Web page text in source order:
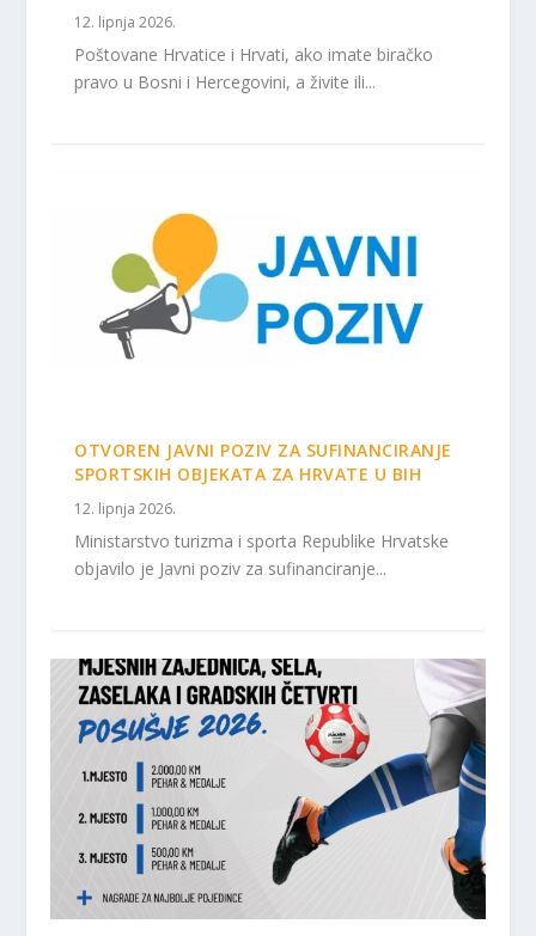
12. lipnja 2026.
Poštovane Hrvatice i Hrvati, ako imate biračko
pravo u Bosni i Hercegovini, a živite ili...
OTVOREN JAVNI POZIV ZA SUFINANCIRANJE
SPORTSKIH OBJEKATA ZA HRVATE U BIH
12. lipnja 2026.
Ministarstvo turizma i sporta Republike Hrvatske
objavilo je Javni poziv za sufinanciranje...